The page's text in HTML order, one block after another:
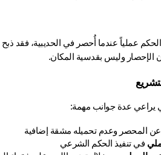
الإحصار وليس بقدسية المكان.
يراعي عدة جوانب مهمة:
عن المحصر وعدم تحميله مشقة إضافية
في تنفيذ الحكم الشرعي